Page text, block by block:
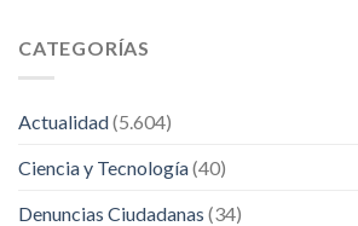
CATEGORÍAS
Actualidad(5.604)
Ciencia y Tecnología(40)
Denuncias Ciudadanas (34)